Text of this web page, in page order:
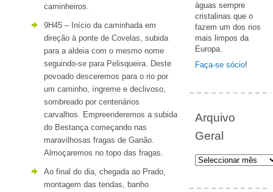
caminheiros.
9H45 – Início da caminhada em
direção à ponte de Covelas, subida
para a aldeia com o mesmo nome
seguindo-se para Pelisqueira. Deste
povoado desceremos para o rio por
um caminho, íngreme e declivoso,
sombreado por centenários
carvalhos. Empreenderemos a subida
do Bestança começando nas
maravilhosas fragas de Ganão.
Almoçaremos no topo das fragas.
Ao final do dia, chegada ao Prado,
montagem das tendas, banho
àguas sempre
cristalinas que o
fazem um dos rios
mais limpos da
Europa.
Faça-se sócio!
Arquivo
Geral
Arquivo